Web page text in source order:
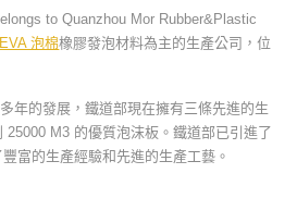
to Quanzhou Mor Rubber&Plastic
EVA 泡棉橡膠發泡材料為主的生產公司，位
年的發展，鐵道部現在擁有三條先進的生
25000 M3 的優質泡沫板。鐵道部已引進了
富的生產經驗和先進的生產工藝。